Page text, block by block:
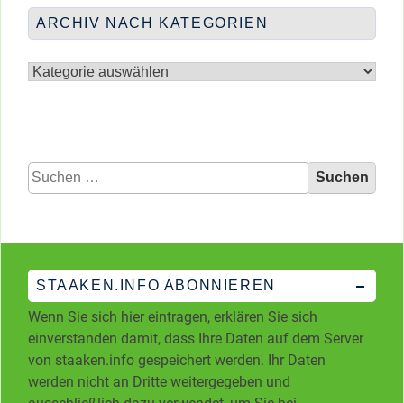
ARCHIV NACH KATEGORIEN
nach
Suchen
nach:
STAAKEN.INFO ABONNIEREN
Wenn Sie sich hier eintragen, erklären Sie sich
einverstanden damit, dass Ihre Daten auf dem Server
von staaken.info gespeichert werden. Ihr Daten
werden nicht an Dritte weitergegeben und